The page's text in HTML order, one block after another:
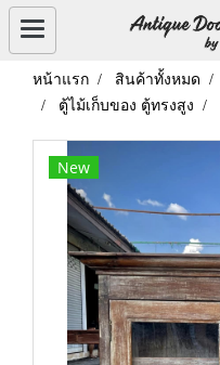
หน้าแรก สินค้าทั้งหมด
ตู้ไม้เก็บของ ตู้ทรงสูง
New